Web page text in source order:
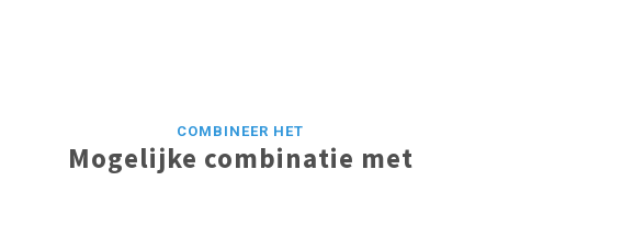
COMBINEER HET
Mogelijke combinatie met